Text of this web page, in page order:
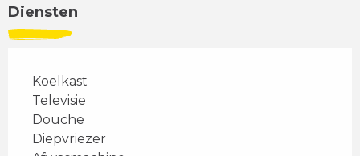
Diensten
Koelkast
Televisie
Douche
Diepvriezer